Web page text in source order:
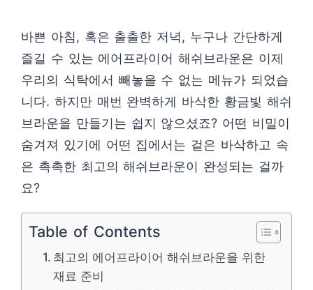
바쁜 아침, 혹은 출출한 저녁, 누구나 간단하게
즐길 수 있는 에어프라이어 해쉬브라운은 이제
우리의 식탁에서 빼놓을 수 없는 메뉴가 되었습
니다. 하지만 매번 완벽하게 바삭한 황금빛 해쉬
브라운을 만들기는 쉽지 않으셨죠? 어떤 비밀이
숨겨져 있기에 어떤 집에서는 겉은 바삭하고 속
은 촉촉한 최고의 해쉬브라운이 완성되는 걸까
요?
Table of Contents
최고의 에어프라이어 해쉬브라운을 위한
재료 준비